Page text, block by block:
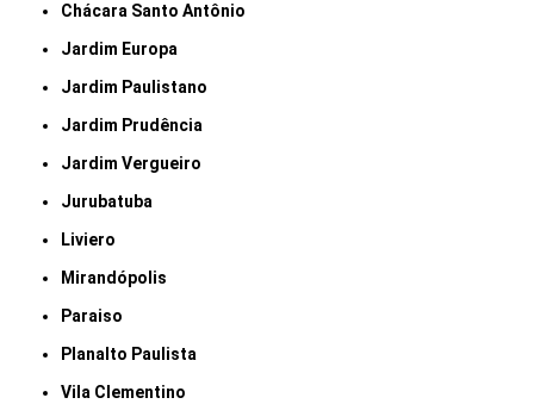
Chácara Santo Antônio
Jardim Europa
Jardim Paulistano
Jardim Prudência
Jardim Vergueiro
Jurubatuba
Liviero
Mirandópolis
Paraiso
Planalto Paulista
Vila Clementino